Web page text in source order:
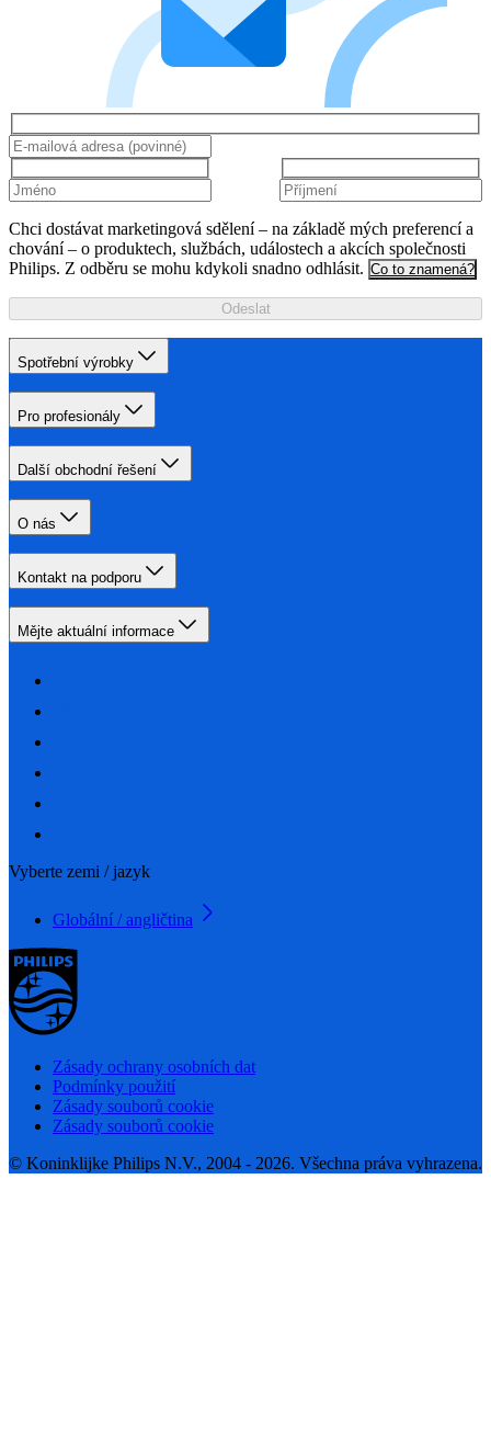
Chci dostávat marketingová sdělení – na základě mých preferencí a
chování – o produktech, službách, událostech a akcích společnosti
Philips. Z odběru se mohu kdykoli snadno odhlásit. Co to znamená?
Odeslat
Spotřební výrobky
Pro profesionály
Další obchodní řešení
O nás
Kontakt na podporu
Mějte aktuální informace
Vyberte zemi / jazyk
Globální / angličtina
Zásady ochrany osobních dat
Podmínky použití
Zásady souborů cookie
Zásady souborů cookie
© Koninklijke Philips N.V., 2004 - 2026. Všechna práva vyhrazena.